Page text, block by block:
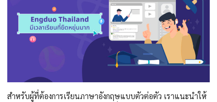
สำหรับผู้ที่ต้องการเรียนภาษาอังกฤษแบบตัวต่อตัว เราแนะนำให้